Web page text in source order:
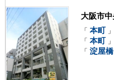
大阪市
「 本町
「 本町
「 淀屋橋